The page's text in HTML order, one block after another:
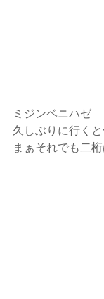
ミジンベニハゼ
久しぶりに行く
まぁそれでも二